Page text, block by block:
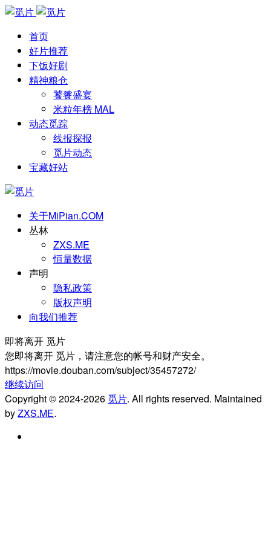
首页
好片推荐
下饭好剧
精神粮仓
饕餮盛宴
米粒年榜 MAL
动态觅踪
线报探报
觅片动态
宝藏好站
关于MiPian.COM
丛林
ZXS.ME
恒量数据
声明
隐私政策
版权声明
向我们推荐
即将离开 觅片
您即将离开 觅片，请注意您的帐号和财产安全。
https://movie.douban.com/subject/35457272/
继续访问
Copyright © 2024-2026 觅片. All rights reserved. Maintained
byZXS.ME.